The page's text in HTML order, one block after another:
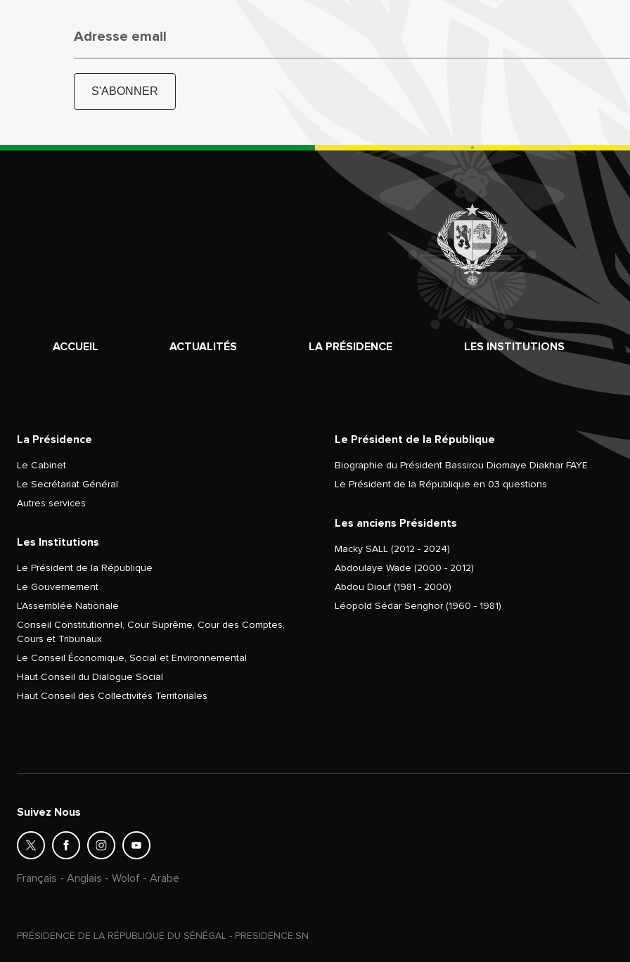
Adresse email
S'ABONNER
ACCUEIL ACTUALITÉS LA PRÉSIDENCE LES INSTITUTIONS
La Présidence
Le Cabinet
Le Secrétariat Général
Autres services
Les Institutions
Le Président de la République
Le Gouvernement
L’Assemblée Nationale
Conseil Constitutionnel, Cour Suprême, Cour des Comptes,
Cours et Tribunaux
Le Conseil Économique, Social et Environnemental
Haut Conseil du Dialogue Social
Haut Conseil des Collectivités Territoriales
Le Président de la République
Biographie du Président Bassirou Diomaye Diakhar FAYE
Le Président de la République en 03 questions
Les anciens Présidents
Macky SALL (2012 - 2024)
Abdoulaye Wade (2000 - 2012)
Abdou Diouf (1981 - 2000)
Léopold Sédar Senghor (1960 - 1981)
Suivez Nous
Français - Anglais - Wolof - Arabe
PRÉSIDENCE DE LA RÉPUBLIQUE DU SÉNÉGAL - PRESIDENCE.SN